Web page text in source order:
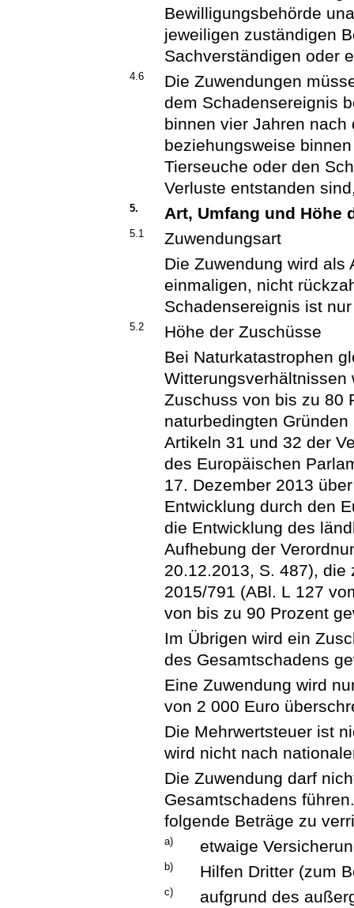
Bewilligungsbehörde
jeweiligen zuständigen
Sachverständigen oder
4.6
Die Zuwendungen
dem Schadensereignis
binnen vier Jahren
beziehungsweise
Tierseuche oder den
Verluste entstanden
5. Art, Umfang und Höhe
5.1
Zuwendungsart
Die Zuwendung wird als
einmaligen, nicht
Schadensereignis ist
5.2
Höhe der Zuschüsse
Bei Naturkatastrophen
Zuschuss von bis zu 80
naturbedingten
Artikeln 31 und 32 der
des Europäischen
17. Dezember 2013
Entwicklung durch den
die Entwicklung des
Aufhebung der
20.12.2013, S. 487), die
2015/791 (ABl. L 127
von bis zu 90 Prozent
Im Übrigen wird ein
des Gesamtschadens
Eine Zuwendung wird
von 2 000 Euro
Die Mehrwertsteuer ist
wird nicht nach
Die Zuwendung darf
Gesamtschadens
folgende Beträge zu
a) etwaige
b) Hilfen Dritter (zum
c) aufgrund des